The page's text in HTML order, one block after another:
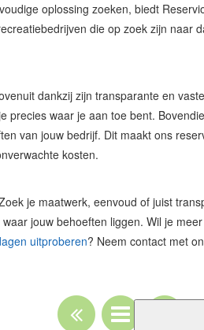
oplossing zoeken, biedt
die op zoek zijn naar
dankzij zijn transparante en
precies waar je aan toe bent.
van jouw bedrijf. Dit maakt ons
kosten.
je maatwerk, eenvoud of juist
jouw behoeften liggen. Wil je
uitproberen? Neem contact met